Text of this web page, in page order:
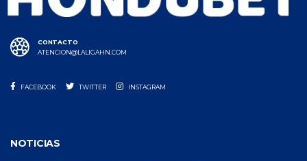
CONTACTO
ATENCION@LALIGAHN.COM
FACEBOOK TWITTER INSTAGRAM
NOTICIAS